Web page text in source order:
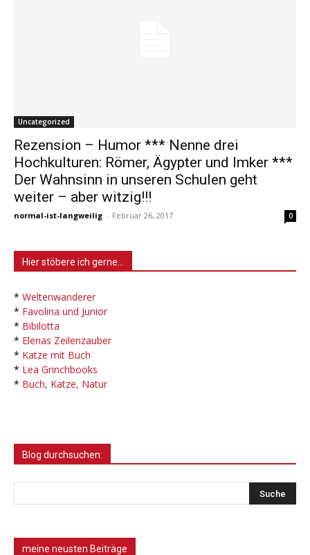
Uncategorized
Rezension – Humor *** Nenne drei
Hochkulturen: Römer, Ägypter und Imker ***
Der Wahnsinn in unseren Schulen geht
weiter – aber witzig!!!
normal-ist-langweilig - Februar 26, 2017 0
Hier stöbere ich gerne…
* Weltenwanderer
* Favolina und Junior
* Bibilotta
* Elenas Zeilenzauber
* Katze mit Buch
* Lea Grinchbooks
* Buch, Katze, Natur
Blog durchsuchen:
meine neusten Beiträge